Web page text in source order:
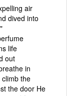
air
dived into
life
out
in
the
the door He